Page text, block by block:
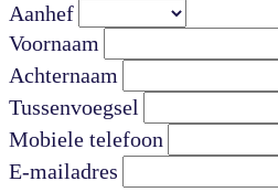
Aanhef
Voornaam
Achternaam
Tussenvoegsel
Mobiele telefoon
E-mailadres